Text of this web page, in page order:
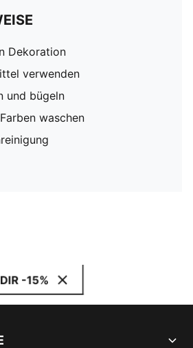
Dekoration
verwenden
und bügeln
waschen
-15%